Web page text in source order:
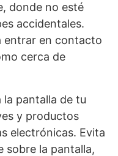
donde no esté
accidentales.
entrar en contacto
cerca de
la pantalla de tu
y productos
electrónicas. Evita
sobre la pantalla,